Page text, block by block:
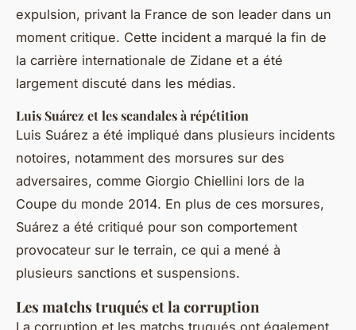
expulsion, privant la France de son leader dans un
moment critique. Cette incident a marqué la fin de
la carrière internationale de Zidane et a été
largement discuté dans les médias.
Luis Suárez et les scandales à répétition
Luis Suárez a été impliqué dans plusieurs incidents
notoires, notamment des morsures sur des
adversaires, comme Giorgio Chiellini lors de la
Coupe du monde 2014. En plus de ces morsures,
Suárez a été critiqué pour son comportement
provocateur sur le terrain, ce qui a mené à
plusieurs sanctions et suspensions.
Les matchs truqués et la corruption
La corruption et les matchs truqués ont également